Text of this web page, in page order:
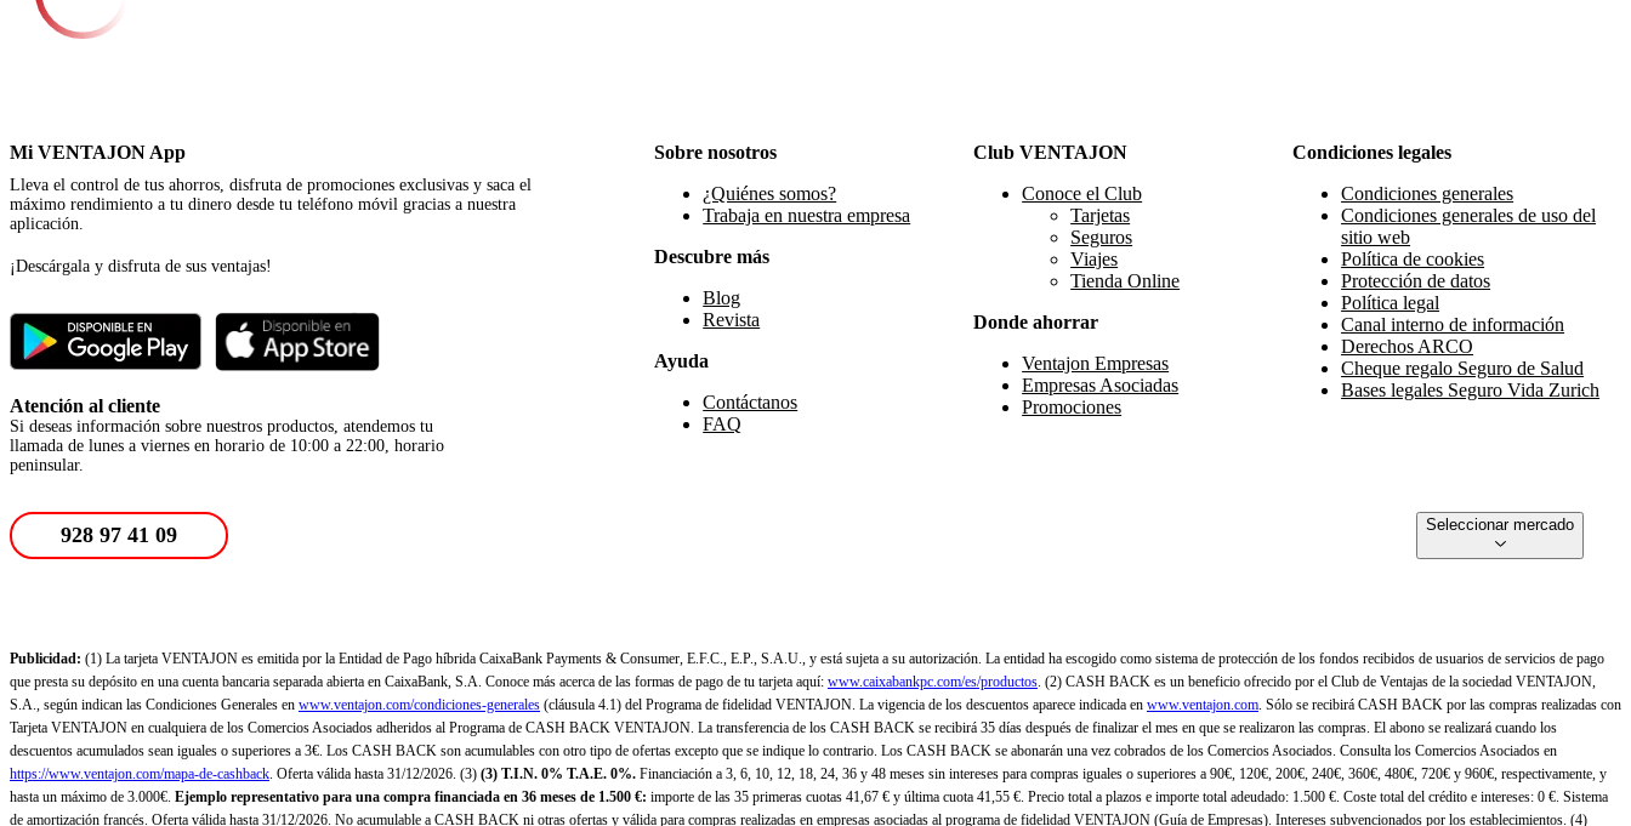
Mi VENTAJON App
Lleva el control de tus ahorros, disfruta de promociones exclusivas y saca el
máximo rendimiento a tu dinero desde tu teléfono móvil gracias a nuestra
aplicación.
¡Descárgala y disfruta de sus ventajas!
Atención al cliente
Si deseas información sobre nuestros productos, atendemos tu
llamada de lunes a viernes en horario de 10:00 a 22:00, horario
peninsular.
Sobre nosotros
¿Quiénes somos?
Trabaja en nuestra empresa
Descubre más
Blog
Revista
Ayuda
Contáctanos
FAQ
Club VENTAJON
Conoce el Club
Tarjetas
Seguros
Viajes
Tienda Online
Donde ahorrar
Ventajon Empresas
Empresas Asociadas
Promociones
Condiciones legales
Condiciones generales
Condiciones generales de uso del
sitio web
Política de cookies
Protección de datos
Política legal
Canal interno de información
Derechos ARCO
Cheque regalo Seguro de Salud
Bases legales Seguro Vida Zurich
928 97 41 09 Seleccionar mercado
Publicidad: (1) La tarjeta VENTAJON es emitida por la Entidad de Pago híbrida CaixaBank Payments & Consumer, E.F.C., E.P., S.A.U., y está sujeta a su autorización. La entidad ha escogido como sistema de protección de los fondos recibidos de usuarios de servicios de pago
que presta su depósito en una cuenta bancaria separada abierta en CaixaBank, S.A. Conoce más acerca de las formas de pago de tu tarjeta aquí: www.caixabankpc.com/es/productos. (2) CASH BACK es un beneficio ofrecido por el Club de Ventajas de la sociedad VENTAJON,
S.A., según indican las Condiciones Generales en www.ventajon.com/condiciones-generales (cláusula 4.1) del Programa de fidelidad VENTAJON. La vigencia de los descuentos aparece indicada en www.ventajon.com. Sólo se recibirá CASH BACK por las compras realizadas con
Tarjeta VENTAJON en cualquiera de los Comercios Asociados adheridos al Programa de CASH BACK VENTAJON. La transferencia de los CASH BACK se recibirá 35 días después de finalizar el mes en que se realizaron las compras. El abono se realizará cuando los
descuentos acumulados sean iguales o superiores a 3€. Los CASH BACK son acumulables con otro tipo de ofertas excepto que se indique lo contrario. Los CASH BACK se abonarán una vez cobrados de los Comercios Asociados. Consulta los Comercios Asociados en
https://www.ventajon.com/mapa-de-cashback. Oferta válida hasta 31/12/2026. (3) (3) T.I.N. 0% T.A.E. 0%. Financiación a 3, 6, 10, 12, 18, 24, 36 y 48 meses sin intereses para compras iguales o superiores a 90€, 120€, 200€, 240€, 360€, 480€, 720€ y 960€, respectivamente, y
hasta un máximo de 3.000€. Ejemplo representativo para una compra financiada en 36 meses de 1.500 €: importe de las 35 primeras cuotas 41,67 € y última cuota 41,55 €. Precio total a plazos e importe total adeudado: 1.500 €. Coste total del crédito e intereses: 0 €. Sistema
de amortización francés. Oferta válida hasta 31/12/2026. No acumulable a CASH BACK ni otras ofertas y válida para compras realizadas en empresas asociadas al programa de fidelidad VENTAJON (Guía de Empresas). Intereses subvencionados por los establecimientos. (4)